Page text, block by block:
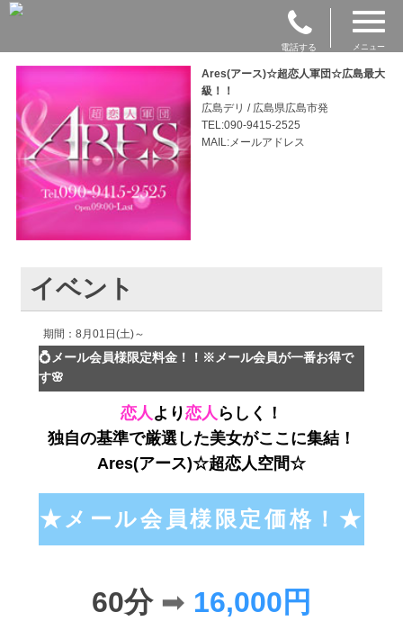
電話する メニュー
Ares(アース)☆超恋人軍団☆広島最大
級！！
広島デリ / 広島県広島市発
TEL:090-9415-2525
MAIL:メールアドレス
イベント
期間：8月01日(土)～
💍メール会員様限定料金！！※メール会員が一番お得で
す🌸
恋人 より恋人 らしく！
独自の基準で厳選した美女がここに集結！
Ares(アース)☆超恋人空間☆
★ メール会員様限定価格！ ★
60分 ➡ 16,000円